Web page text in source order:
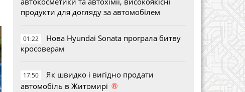
продукти для догляду за автомобілем
01:22
Нова Hyundai Sonata програла битву
кросоверам
17:50
Як швидко і вигідно продати
автомобіль в Житомирі ®